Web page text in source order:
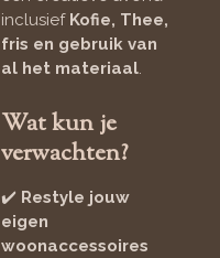
inclusief Kofie, Thee,
fris en gebruik van
al het materiaal
Wat kun je
verwachten?
✔️ Restyle jouw
eigen
woonaccessoires